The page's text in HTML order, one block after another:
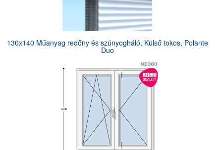
130x140 Műanyag redőny és szúnyogháló, Külső tokos, Polante
Duo